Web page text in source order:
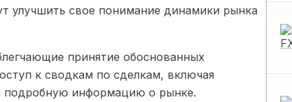
улучшить свое понимание динамики рынка
принятие обоснованных
к сводкам по сделкам, включая
подробную информацию о рынке.